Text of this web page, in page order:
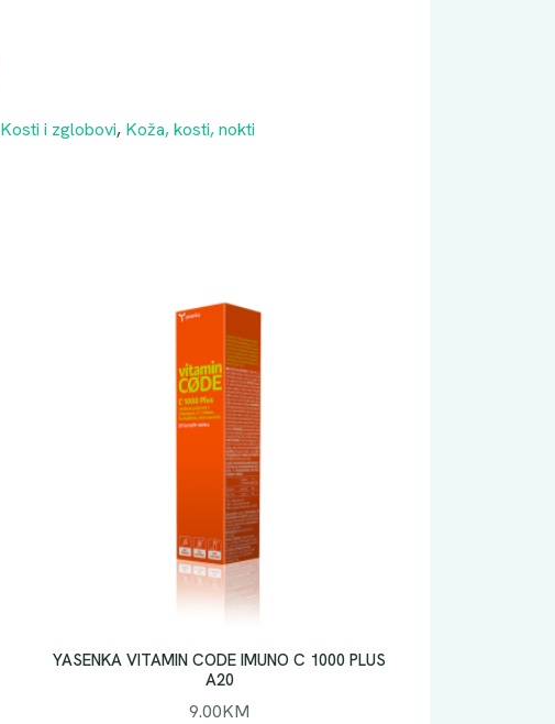
Kosti i zglobovi, Koža, kosti, nokti
YASENKA VITAMIN CODE IMUNO C 1000 PLUS
A20
9.00KM